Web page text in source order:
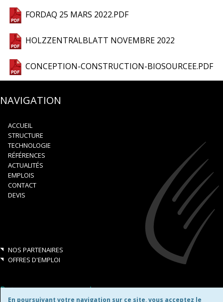
FORDAQ 25 MARS 2022.PDF
HOLZZENTRALBLATT NOVEMBRE 2022
CONCEPTION-CONSTRUCTION-BIOSOURCEE.PDF
NAVIGATION
ACCUEIL
STRUCTURE
TECHNOLOGIE
RÉFÉRENCES
ACTUALITÉS
EMPLOIS
CONTACT
DEVIS
NOS PARTENAIRES
OFFRES D'EMPLOI
Retrouvez-nous aussi sur:
En poursuivant votre navigation sur ce site, vous acceptez le